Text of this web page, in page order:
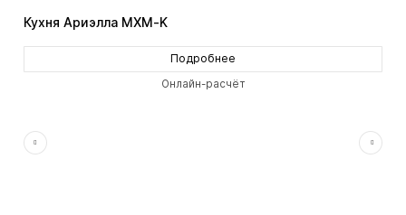
Кухня Ариэлла MXM-K
Подробнее
Онлайн-расчёт